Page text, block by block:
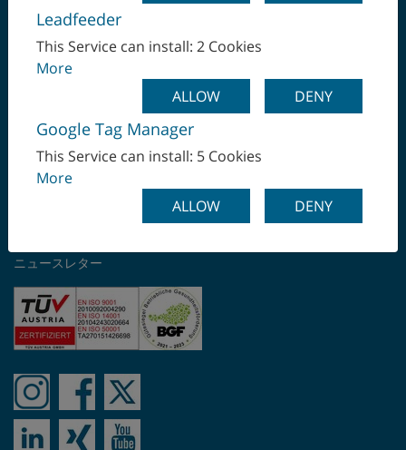
オーストリア
コロンビア
サウジアラビア
スイス
スウェーデン
スロバキア
WFL Millturn Technologies GmbH & Co.KG
A-4030 Linz | Wahringerstraße 36 | オーストリア
電話+43 732 6913 0 | office(at)wfl.at|www.wfl.at
サービスホットライン：hotline(at)wfl.at
業種
テクノロジー
ソフトウェア
ニュースレター
Leadfeeder
This Service can install: 2 Cookies
More
ALLOW
DENY
Google Tag Manager
This Service can install: 5 Cookies
More
ALLOW
DENY